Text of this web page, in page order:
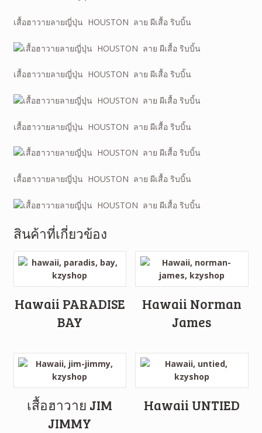
เสื้อฮาวายลายญี่ปุ่น HOUSTON ลาย ผีเสื้อ ริบบิ้น
เสื้อฮาวายลายญี่ปุ่น HOUSTON ลาย ผีเสื้อ ริบบิ้น
เสื้อฮาวายลายญี่ปุ่น HOUSTON ลาย ผีเสื้อ ริบบิ้น
เสื้อฮาวายลายญี่ปุ่น HOUSTON ลาย ผีเสื้อ ริบบิ้น
สินค้าที่เกี่ยวข้อง
Hawaii PARADISE
BAY
Hawaii Norman
James
เสื้อฮาวาย JIM
JIMMY
Hawaii UNTIED